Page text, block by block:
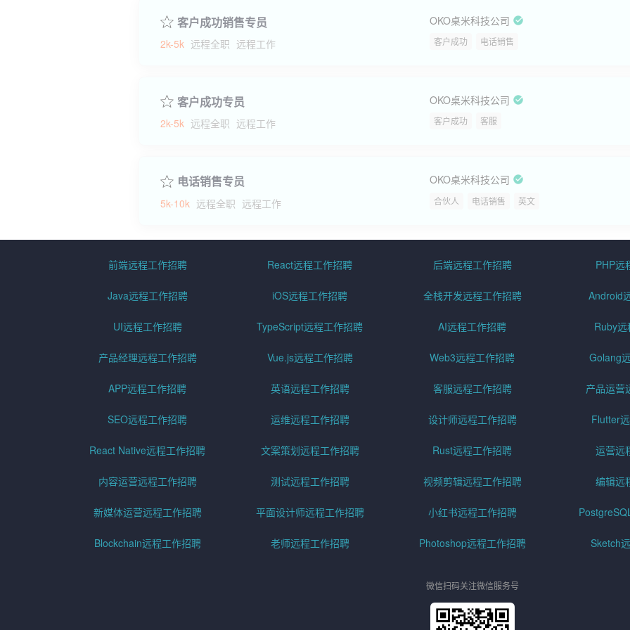
客户成功销售专员
2k-5k 远程全职 远程工作
OKO桌米科技公司
客户成功 电话销售
客户成功专员
2k-5k 远程全职 远程工作
OKO桌米科技公司
客户成功 客服
电话销售专员
5k-10k 远程全职 远程工作
OKO桌米科技公司
合伙人 电话销售 英文
前端远程工作招聘 React远程工作招聘 后端远程工作招聘 PHP远
Java远程工作招聘 iOS远程工作招聘 全栈开发远程工作招聘 Android
UI远程工作招聘 TypeScript远程工作招聘 AI远程工作招聘 Ruby
产品经理远程工作招聘 Vue.js远程工作招聘 Web3远程工作招聘 Golang
APP远程工作招聘 英语远程工作招聘 客服远程工作招聘 产品运营
SEO远程工作招聘 运维远程工作招聘 设计师远程工作招聘 Flutter
React Native远程工作招聘 文案策划远程工作招聘 Rust远程工作招聘 运营远
内容运营远程工作招聘 测试远程工作招聘 视频剪辑远程工作招聘 编辑远
新媒体运营远程工作招聘 平面设计师远程工作招聘 小红书远程工作招聘
Blockchain远程工作招聘 老师远程工作招聘 Photoshop远程工作招聘 Sketch
微信扫码关注微信服务号